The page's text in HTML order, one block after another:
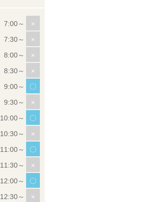
×
×
×
×
〇
×
〇
×
〇
×
〇
×